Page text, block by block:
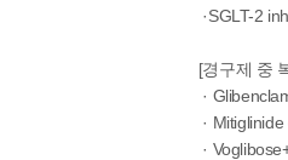
·SGLT-2
[경구제 중
·
·
·